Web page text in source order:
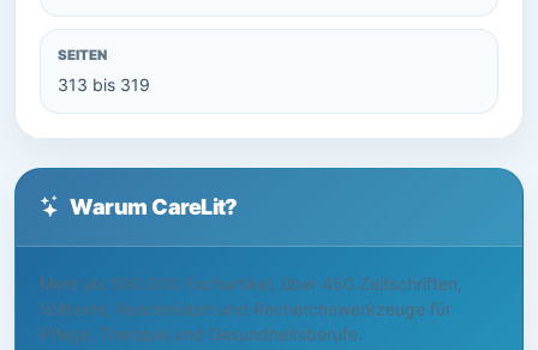
SEITEN
313 bis 319
Warum CareLit?
Mehr als 500.000 Fachartikel, über 450 Zeitschriften,
Volltexte, Readerlisten und Recherchewerkzeuge für
Pflege, Therapie und Gesundheitsberufe.